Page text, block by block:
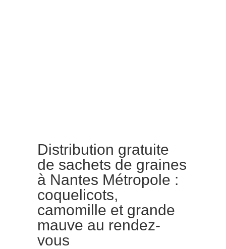
Distribution gratuite
de sachets de graines
à Nantes Métropole :
coquelicots,
camomille et grande
mauve au rendez-
vous